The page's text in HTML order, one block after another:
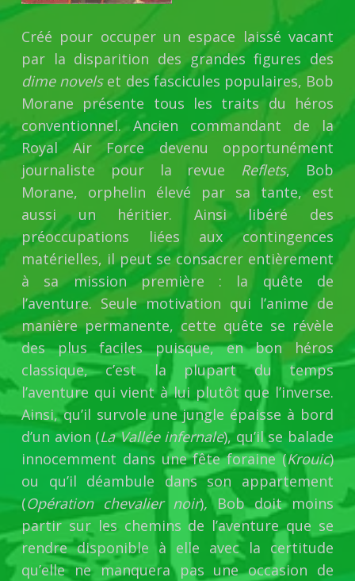
Créé pour occuper un espace laissé vacant
par la disparition des grandes figures des
dime novels et des fascicules populaires, Bob
Morane présente tous les traits du héros
conventionnel. Ancien commandant de la
Royal Air Force devenu opportunément
journaliste pour la revue Reflets, Bob
Morane, orphelin élevé par sa tante, est
aussi un héritier. Ainsi libéré des
préoccupations liées aux contingences
matérielles, il peut se consacrer entièrement
à sa mission première : la quête de
l’aventure. Seule motivation qui l’anime de
manière permanente, cette quête se révèle
des plus faciles puisque, en bon héros
classique, c’est la plupart du temps
l’aventure qui vient à lui plutôt que l’inverse.
Ainsi, qu’il survole une jungle épaisse à bord
d’un avion (La Vallée infernale), qu’il se balade
innocemment dans une fête foraine (Krouic)
ou qu’il déambule dans son appartement
(Opération chevalier noir),Bob doit moins
partir sur les chemins de l’aventure que se
rendre disponible à elle avec la certitude
qu’elle ne manquera pas une occasion de